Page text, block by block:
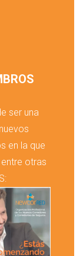
ser una
en la que
otras